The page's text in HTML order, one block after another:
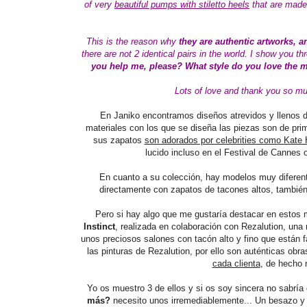
of very beautiful pumps with stiletto heels that are
This is the reason why they are authentic artworks,
there are not 2 identical pairs in the world. I show you
you help me, please? What style do you love the
Lots of love andthank you so
En Janiko encontramos diseños atrevidos y llenos
materiales con los que se diseña las piezas son de
sus zapatos son adorados por celebrities como
lucido incluso en el Festival de Cannes
En cuanto a su colección, hay modelos muy
directamente con zapatos de tacones altos,
Pero si hay algo que me gustaría destacar en estos
Instinct, realizada en colaboración con Rezalution,
unos preciosos salones con tacón alto y fino que están
las pinturas de Rezalution, por ello son auténticas
cada clienta, de hecho
Yo os muestro 3 de ellos y si os soy sincera no
más? necesito unos irremediablemente... Un besazo